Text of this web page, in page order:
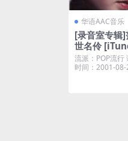
华语AAC音乐
[录音室专辑
世名伶
A]
流派：POP流行
时间：2001-08-